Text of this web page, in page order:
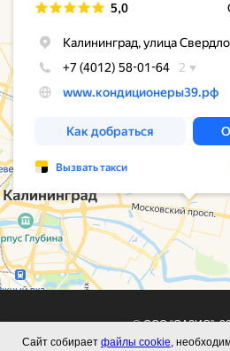
© ООО “ОАЗИС”,
Политика
Сайт собирает файлы cookie,